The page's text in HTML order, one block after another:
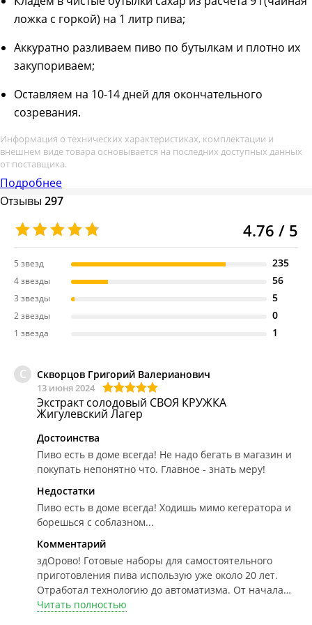
ложка с горкой) на 1 литр пива;
Аккуратно разливаем пиво по бутылкам и плотно их
закупориваем;
Оставляем на 10-14 дней для окончательного
созревания.
Информация о технических характеристиках, комплектации и
внешнем виде товара основывается на последних доступных данных
от поставщика.
Подробнее
Отзывы 297
4.76 / 5
5 звезд 235
4 звезды 56
3 звезды 5
2 звезды 0
1 звезда 1
С Скворцов Григорий Валерианович
13 июня 2024
Экстракт солодовый СВОЯ КРУЖКА
Жигулевский Лагер
Достоинства
Пиво есть в доме всегда! Не надо бегать в магазин и
покупать непонятно что. Главное - знать меру!
Недостатки
Пиво есть в доме всегда! Ходишь мимо кегератора и
борешься с соблазном...
Комментарий
здОрово! Готовые наборы для самостоятельного
приготовления пива использую уже около 20 лет.
Отработал технологию до автоматизма. От начала
приготовления до готового продукта - всего 10-14
Читать полностью